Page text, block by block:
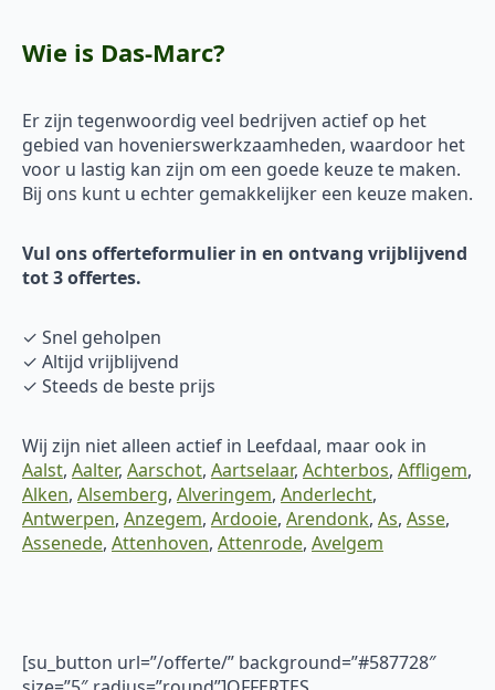
Wie is Das-Marc?
Er zijn tegenwoordig veel bedrijven actief op het
gebied van hovenierswerkzaamheden, waardoor het
voor u lastig kan zijn om een goede keuze te maken.
Bij ons kunt u echter gemakkelijker een keuze maken.
Vul ons offerteformulier in en ontvang vrijblijvend
tot 3 offertes.
✓ Snel geholpen
✓ Altijd vrijblijvend
✓ Steeds de beste prijs
Wij zijn niet alleen actief in Leefdaal, maar ook in
Aalst, Aalter, Aarschot, Aartselaar, Achterbos, Affligem,
Alken, Alsemberg, Alveringem, Anderlecht,
Antwerpen, Anzegem, Ardooie, Arendonk, As, Asse,
Assenede, Attenhoven, Attenrode, Avelgem
[su_button url=”/offerte/” background=”#587728″